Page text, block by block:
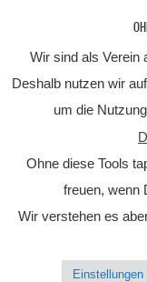
Wir sind als Verein
Deshalb nutzen wir
um die
Ohne diese Tools
freuen, wenn
Wir verstehen es
Einstellungen